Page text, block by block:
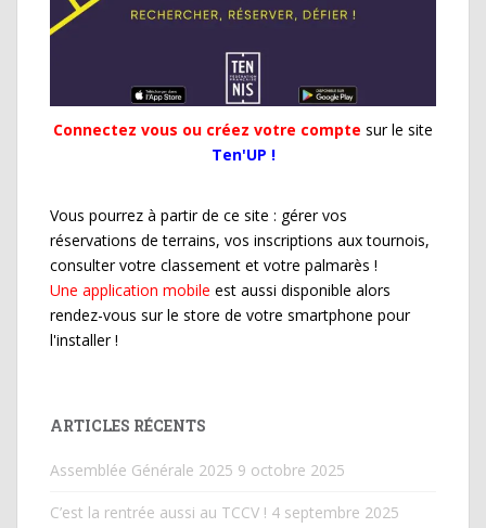
Connectez vous ou créez votre compte sur le site
Ten'UP !
Vous pourrez à partir de ce site : gérer vos
réservations de terrains, vos inscriptions aux tournois,
consulter votre classement et votre palmarès !
Une application mobile est aussi disponible alors
rendez-vous sur le store de votre smartphone pour
l'installer !
ARTICLES RÉCENTS
Assemblée Générale 2025 9 octobre 2025
C’est la rentrée aussi au TCCV ! 4 septembre 2025